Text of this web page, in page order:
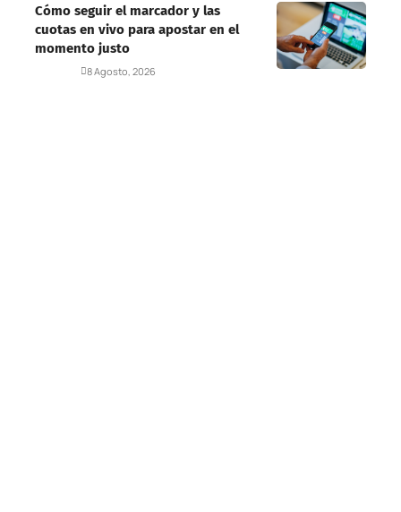
Cómo seguir el marcador y las
cuotas en vivo para apostar en el
momento justo
8 Agosto, 2026